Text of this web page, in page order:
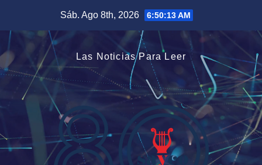
contenido
Sáb. Ago 8th, 2026 6:50:14 AM
Las Noticias Para Leer